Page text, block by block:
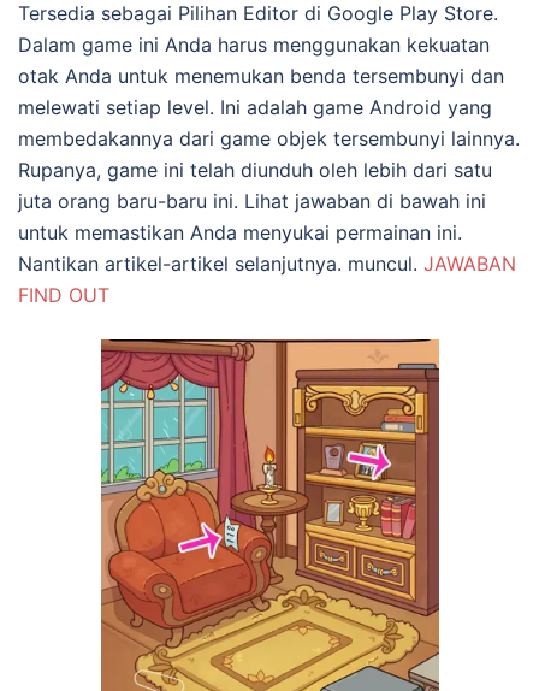
Tersedia sebagai Pilihan Editor di Google Play Store.
Dalam game ini Anda harus menggunakan kekuatan
otak Anda untuk menemukan benda tersembunyi dan
melewati setiap level. Ini adalah game Android yang
membedakannya dari game objek tersembunyi lainnya.
Rupanya, game ini telah diunduh oleh lebih dari satu
juta orang baru-baru ini. Lihat jawaban di bawah ini
untuk memastikan Anda menyukai permainan ini.
Nantikan artikel-artikel selanjutnya. muncul. JAWABAN
FIND OUT